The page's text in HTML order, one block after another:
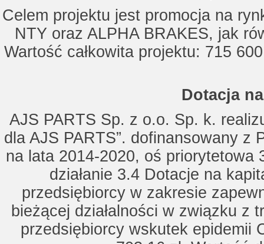
Celem projektu jest promocja na
NTY oraz ALPHA BRAKES, jak
Wartość całkowita projektu: 715
Dotacja
AJS PARTS Sp. z o.o. Sp. k.
dla AJS PARTS”. dofinansowany z
na lata 2014-2020, oś priorytetowa
działanie 3.4 Dotacje na
przedsiębiorcy w zakresie
bieżącej działalności w związku z
przedsiębiorcy wskutek epidemii